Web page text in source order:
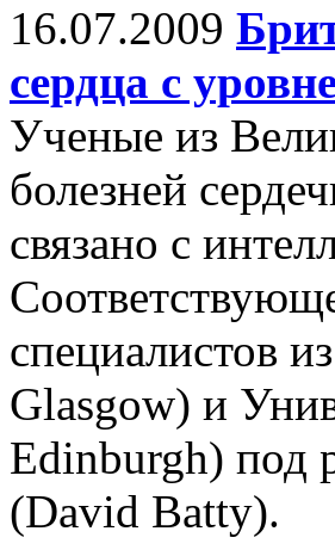
16.07.2009
сердца с
Ученые из
болезней
связано с
специалистов
Glasgow) и
Edinburgh) под
(David Batty).